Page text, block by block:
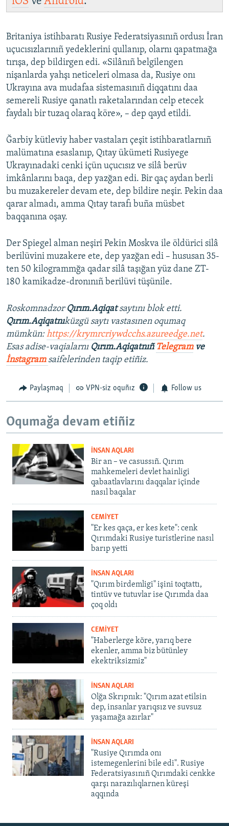
Britaniya istihbaratı Rusiye Federatsiyasınıñ ordusı İran
uçucısızlarınıñ yedeklerini qullanıp, olarnı qapatmağa
tırışa, dep bildirgen edi. «Silânıñ belgilengen
nişanlarda yahşı neticeleri olmasa da, Rusiye onı
Ukrayına ava mudafaa sistemasınıñ diqqatını daa
semereli Rusiye qanatlı raketalarından celp etecek
faydalı bir tuzaq olaraq köre», – dep qayd etildi.
Ğarbiy kütleviy haber vastaları çeşit istihbaratlarnıñ
malümatına esaslanıp, Qıtay ükümeti Rusiyege
Ukrayınadaki cenki içün uçucısız ve silâ berüv
imkânlarını baqa, dep yazğan edi. Bir qaç aydan berli
bu muzakereler devam ete, dep bildire neşir. Pekin daa
qarar almadı, amma Qıtay tarafı buña müsbet
baqqanına oşay.
Der Spiegel alman neşiri Pekin Moskva ile öldürici silâ
berilüvini muzakere ete, dep yazğan edi – hususan 35-
ten 50 kilogrammğa qadar silâ taşığan yüz dane ZT-
180 kamikadze-dronınıñ berilüvi tüşünile.
Roskomnadzor Qırım.Aqiqatsaytını blok etti.
Qırım.Aqiqatnıküzgü saytı vastasınen oqumaq
mümkün:https://krymrcriywdcchs.azureedge.net.
Esas adise-vaqialarnı Qırım.Aqiqatnıñ Telegramve
İnstagram saifelerinden taqip etiñiz.
Paylaşmaq VPN-siz oquñız Follow us
Oqumağa devam etiñiz
İNSAN AQLARI
Bir an – ve casussıñ. Qırım
mahkemeleri devlet hainligi
qabaatlavlarını daqqalar içinde
nasıl baqalar
CEMİYET
"Er kes qaça, er kes kete": cenk
Qırımdaki Rusiye turistlerine nasıl
barıp yetti
İNSAN AQLARI
"Qırım birdemligi" işini toqtattı,
tintüv ve tutuvlar ise Qırımda daa
çoq oldı
CEMİYET
"Haberlerge köre, yarıq bere
ekenler, amma biz bütünley
ekektriksizmiz"
İNSAN AQLARI
Olğa Skrıpnık: "Qırım azat etilsin
dep, insanlar yarıqsız ve suvsuz
yaşamağa azırlar"
İNSAN AQLARI
"Rusiye Qırımda onı
istemegenlerini bile edi". Rusiye
Federatsiyasınıñ Qırımdaki cenkke
qarşı narazılıqlarnen küreşi
aqqında